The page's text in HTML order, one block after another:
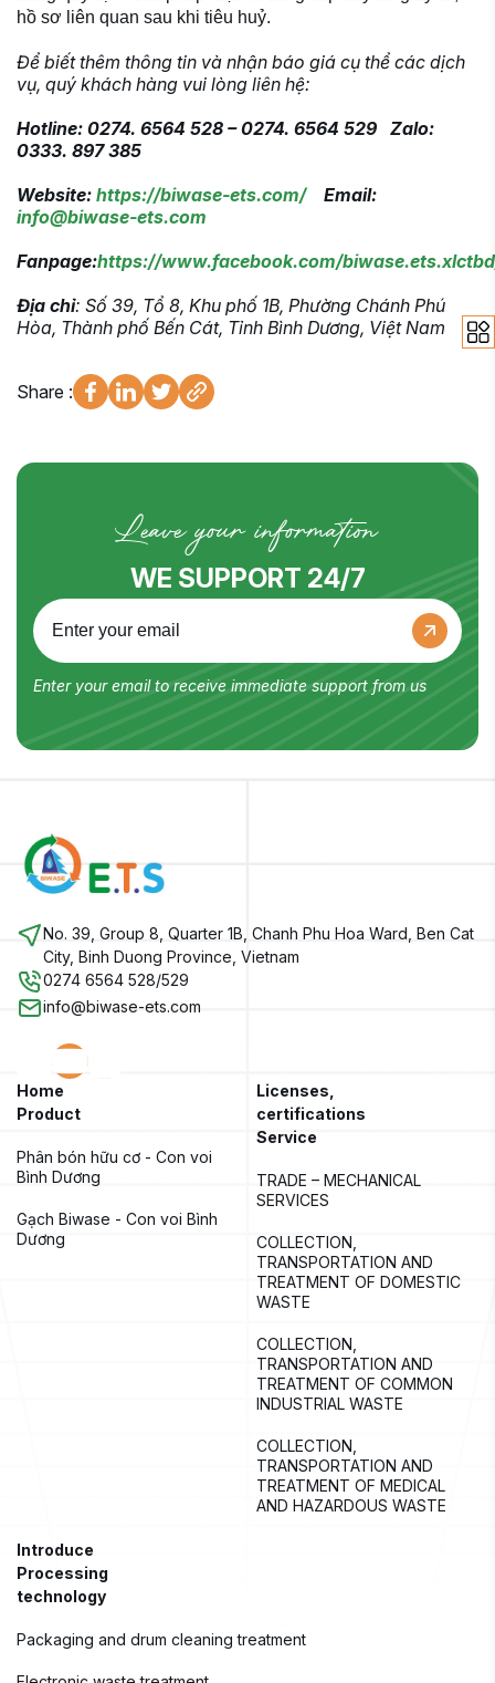
hồ sơ liên quan sau khi tiêu huỷ.
Để biết thêm thông tin và nhận báo giá cụ thể các dịch
vụ, quý khách hàng vui lòng liên hệ:
Hotline: 0274. 6564 528 – 0274. 6564 529 Zalo:
0333. 897 385
Website: https://biwase-ets.com/
Email:
info@biwase-ets.com
Fanpage:https://www.facebook.com/
Địa chỉ: Số 39, Tổ 8, Khu phố 1B, Phường Chánh Phú
Hòa, Thành phố Bến Cát, Tỉnh Bình Dương, Việt Nam
Share :
Leave your information
WE SUPPORT 24/7
Enter your email to receive immediate support from us
No. 39, Group 8, Quarter 1B, Chanh Phu Hoa Ward, Ben Cat
City, Binh Duong Province, Vietnam
0274 6564 528/529
info@biwase-ets.com
Home
Product
Phân bón hữu cơ - Con voi
Bình Dương
Gạch Biwase - Con voi Bình
Dương
Introduce
Processing
technology
Packaging and drum cleaning treatment
Licenses,
certifications
Service
TRADE – MECHANICAL
SERVICES
COLLECTION,
TRANSPORTATION AND
TREATMENT OF DOMESTIC
WASTE
COLLECTION,
TRANSPORTATION AND
TREATMENT OF COMMON
INDUSTRIAL WASTE
COLLECTION,
TRANSPORTATION AND
TREATMENT OF MEDICAL
AND HAZARDOUS WASTE